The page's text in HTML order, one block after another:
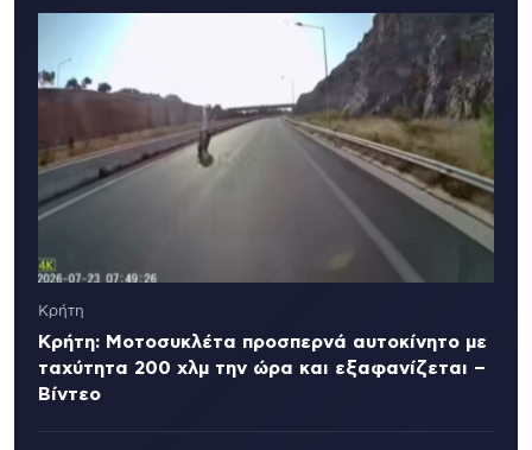
Κρήτη
Κρήτη: Μοτοσυκλέτα προσπερνά αυτοκίνητο με
ταχύτητα 200 χλμ την ώρα και εξαφανίζεται –
Βίντεο